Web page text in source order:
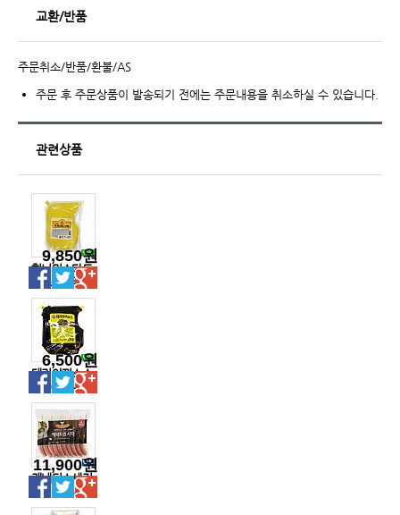
교환/반품
주문취소/반품/환불/AS
주문 후 주문상품이 발송되기 전에는 주문내용을 취소하실 수 있습니다.
관련상품
허니머스타드
소스(오뚜기)
9,850원
데리야끼소스
2kg(오뚜기)
6,500원
케네디소세지
꼬치1.35kg
11,900원